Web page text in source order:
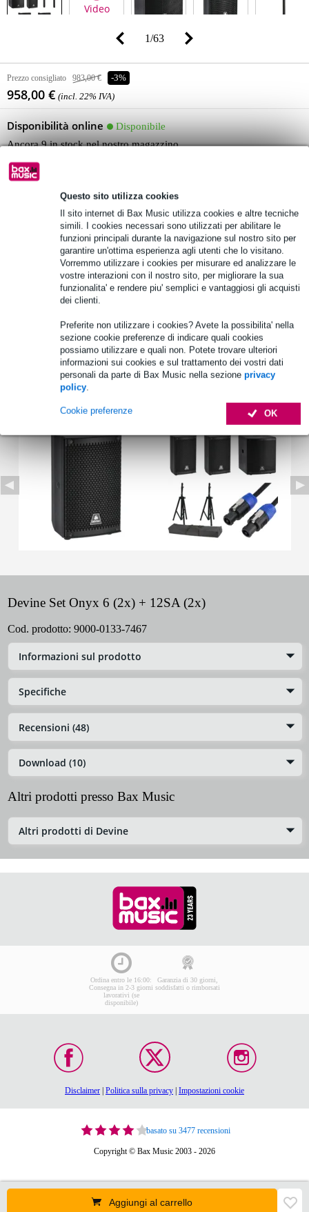
Questo sito utilizza cookies
Il sito internet di Bax Music utilizza cookies e altre tecniche
simili. I cookies necessari sono utilizzati per abilitare le
funzioni principali durante la navigazione sul nostro sito per
garantire un'ottima esperienza agli utenti che lo visitano.
Vorremmo utilizzare i cookies per misurare ed analizzare le
vostre interazioni con il nostro sito, per migliorare la sua
funzionalita' e rendere piu' semplici e vantaggiosi gli acquisti
dei clienti.
Preferite non utilizzare i cookies? Avete la possibilita' nella
sezione cookie preferenze di indicare quali cookies
possiamo utilizzare e quali non. Potete trovare ulteriori
informazioni sui cookies e sul trattamento dei vostri dati
personali da parte di Bax Music nella sezione privacy
policy.
OK
Cookie preferenze
Video
1/63
Prezzo consigliato 983,00 € -3%
958,00 € (incl. 22% IVA)
Disponibilità online
Disponibile
Ancora 9 in stock nel nostro magazzino
Aggiungi al carrello
Ordina prima delle 23:00 = ricevi mercoledì
Oltre 48.000 articoli disponibili
1.250 marchi leader
Informazioni sul prodotto
Specifiche complete
Vedi anche (2)
Devine Set Onyx 6 (2x) + 12SA (2x)
Cod. prodotto: 9000-0133-7467
Informazioni sul prodotto
Specifiche
Recensioni (48)
Download (10)
Altri prodotti presso Bax Music
Altri prodotti di Devine
Aggiungi al carrello
Ordina entro le 16:00:
Consegna in 2-3 giorni
lavorativi (se
disponibile)
Garanzia di 30 giorni,
soddisfatti o rimborsati
Disclaimer Politica sulla privacy Impostazioni cookie
basato su 3477 recensioni
Copyright © Bax Music 2003 - 2026